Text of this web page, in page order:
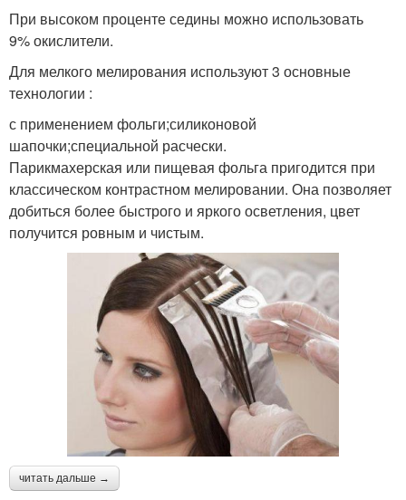
При высоком проценте седины можно использовать
9% окислители.
Для мелкого мелирования используют 3 основные
технологии :
с применением фольги;силиконовой
шапочки;специальной расчески.
Парикмахерская или пищевая фольга пригодится при
классическом контрастном мелировании. Она позволяет
добиться более быстрого и яркого осветления, цвет
получится ровным и чистым.
читать дальше →